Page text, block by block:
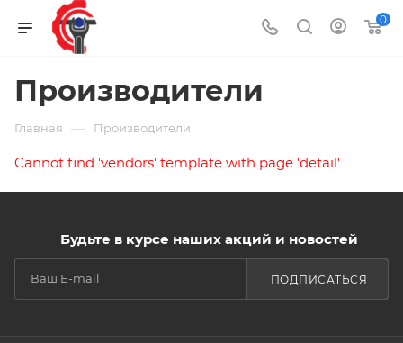
0
Производители
Главная — Производители
Cannot find 'vendors' template with page 'detail'
Будьте в курсе наших акций и новостей
ПОДПИСАТЬСЯ